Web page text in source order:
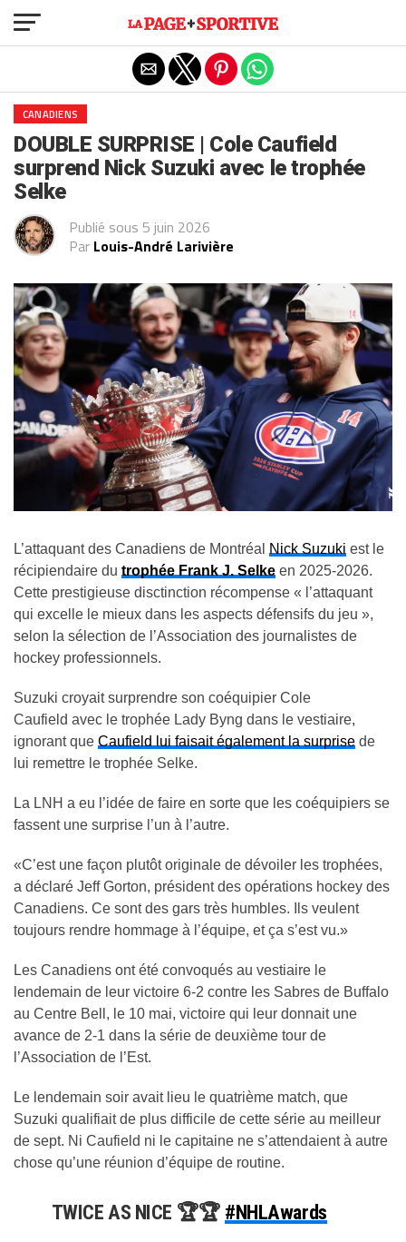
CANADIENS
DOUBLE SURPRISE | Cole Caufield
surprend Nick Suzuki avec le trophée
Selke
Publié sous 5 juin 2026
Par Louis-André Larivière
L’attaquant des Canadiens de Montréal Nick Suzuki est le
récipiendaire du trophée Frank J. Selke en 2025-2026.
Cette prestigieuse disctinction récompense « l’attaquant
qui excelle le mieux dans les aspects défensifs du jeu »,
selon la sélection de l’Association des journalistes de
hockey professionnels.
Suzuki croyait surprendre son coéquipier Cole
Caufield avec le trophée Lady Byng dans le vestiaire,
ignorant que Caufield lui faisait également la surprise de
lui remettre le trophée Selke.
La LNH a eu l’idée de faire en sorte que les coéquipiers se
fassent une surprise l’un à l’autre.
«C’est une façon plutôt originale de dévoiler les trophées,
a déclaré Jeff Gorton, président des opérations hockey des
Canadiens. Ce sont des gars très humbles. Ils veulent
toujours rendre hommage à l’équipe, et ça s’est vu.»
Les Canadiens ont été convoqués au vestiaire le
lendemain de leur victoire 6-2 contre les Sabres de Buffalo
au Centre Bell, le 10 mai, victoire qui leur donnait une
avance de 2-1 dans la série de deuxième tour de
l’Association de l’Est.
Le lendemain soir avait lieu le quatrième match, que
Suzuki qualifiait de plus difficile de cette série au meilleur
de sept. Ni Caufield ni le capitaine ne s’attendaient à autre
chose qu’une réunion d’équipe de routine.
TWICE AS NICE 🏆🏆 #NHLAwards
Exit mobile version